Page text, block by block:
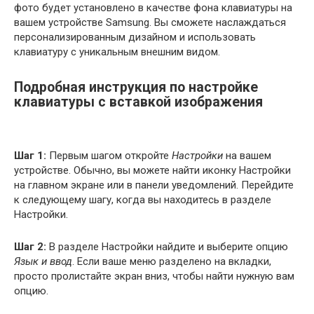
фото будет установлено в качестве фона клавиатуры на
вашем устройстве Samsung. Вы сможете наслаждаться
персонализированным дизайном и использовать
клавиатуру с уникальным внешним видом.
Подробная инструкция по настройке
клавиатуры с вставкой изображения
Шаг 1: Первым шагом откройте Настройки на вашем
устройстве. Обычно, вы можете найти иконку Настройки
на главном экране или в панели уведомлений. Перейдите
к следующему шагу, когда вы находитесь в разделе
Настройки.
Шаг 2: В разделе Настройки найдите и выберите опцию
Язык и ввод . Если ваше меню разделено на вкладки,
просто пролистайте экран вниз, чтобы найти нужную вам
опцию.